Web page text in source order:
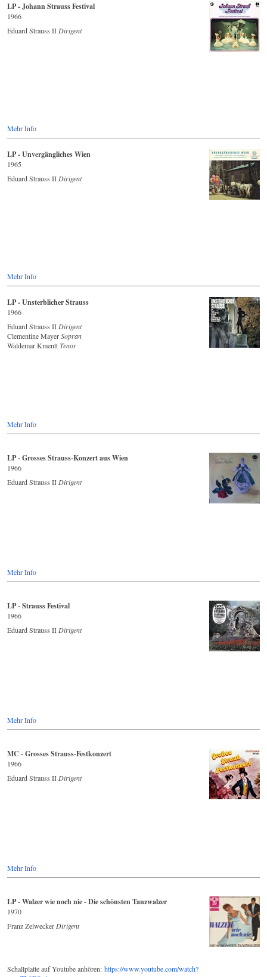
LP - Johann Strauss Festival
1966
Eduard Strauss II Dirigent
Mehr Info
LP - Unvergängliches Wien
1965
Eduard Strauss II Dirigent
Mehr Info
LP - Unsterblicher Strauss
1966
Eduard Strauss II Dirigent
Clementine MayerSopran
Waldemar KmenttTenor
Mehr Info
LP - Grosses Strauss-Konzert aus Wien
1966
Eduard Strauss II Dirigent
Mehr Info
LP - Strauss Festival
1966
Eduard Strauss II Dirigent
Mehr Info
MC - Grosses Strauss-Festkonzert
1966
Eduard Strauss II Dirigent
Mehr Info
LP - Walzer wie noch nie - Die schönsten Tanzwalzer
1970
Franz Zelwecker Dirigent
Schallplatte auf Youtube anhören: https://www.youtube.com/watch?